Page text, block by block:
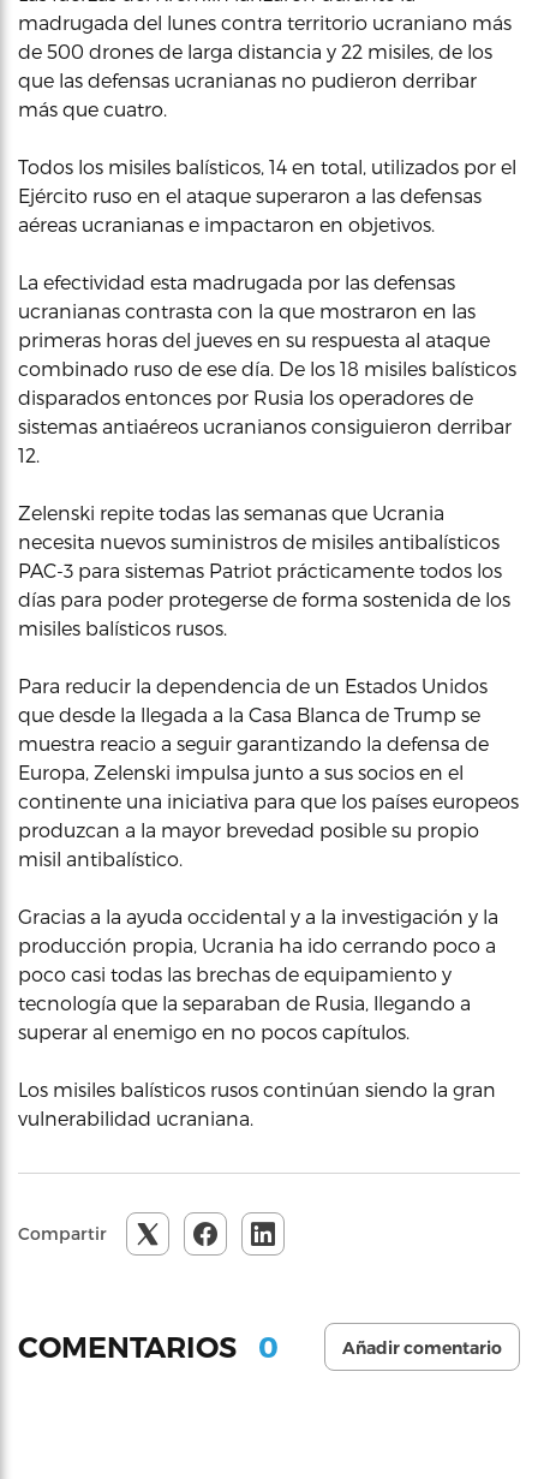
madrugada del lunes contra territorio ucraniano más
de 500 drones de larga distancia y 22 misiles, de los
que las defensas ucranianas no pudieron derribar
más que cuatro.
Todos los misiles balísticos, 14 en total, utilizados por el
Ejército ruso en el ataque superaron a las defensas
aéreas ucranianas e impactaron en objetivos.
La efectividad esta madrugada por las defensas
ucranianas contrasta con la que mostraron en las
primeras horas del jueves en su respuesta al ataque
combinado ruso de ese día. De los 18 misiles balísticos
disparados entonces por Rusia los operadores de
sistemas antiaéreos ucranianos consiguieron derribar
12.
Zelenski repite todas las semanas que Ucrania
necesita nuevos suministros de misiles antibalísticos
PAC-3 para sistemas Patriot prácticamente todos los
días para poder protegerse de forma sostenida de los
misiles balísticos rusos.
Para reducir la dependencia de un Estados Unidos
que desde la llegada a la Casa Blanca de Trump se
muestra reacio a seguir garantizando la defensa de
Europa, Zelenski impulsa junto a sus socios en el
continente una iniciativa para que los países europeos
produzcan a la mayor brevedad posible su propio
misil antibalístico.
Gracias a la ayuda occidental y a la investigación y la
producción propia, Ucrania ha ido cerrando poco a
poco casi todas las brechas de equipamiento y
tecnología que la separaban de Rusia, llegando a
superar al enemigo en no pocos capítulos.
Los misiles balísticos rusos continúan siendo la gran
vulnerabilidad ucraniana.
Compartir
COMENTARIOS 0 Añadir comentario